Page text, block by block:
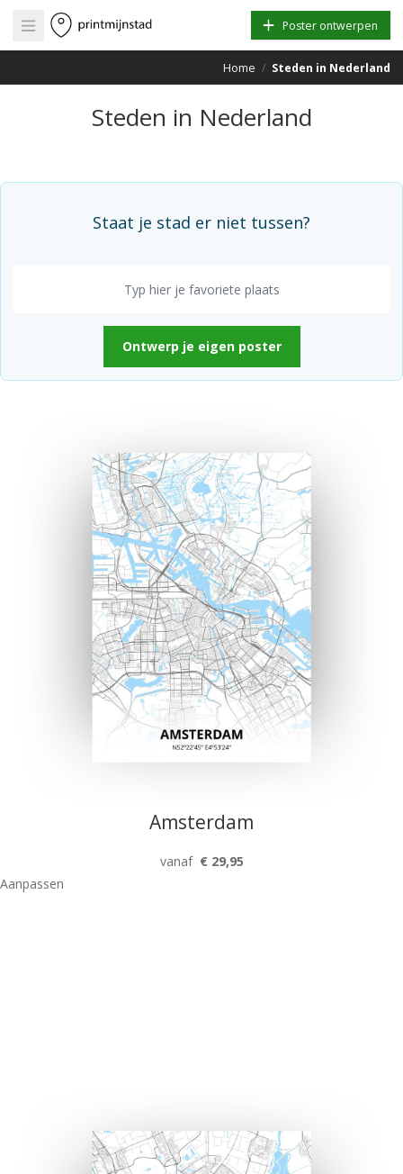
Open main menu Poster ontwerpen
Home / Steden in Nederland
Steden in Nederland
Staat je stad er niet tussen?
Ontwerp je eigen poster
Amsterdam
vanaf € 29,95
Aanpassen